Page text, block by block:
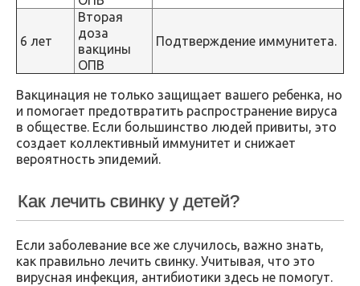
6 лет
Вторая
доза
вакцины
ОПВ
Подтверждение иммунитета.
Вакцинация не только защищает вашего ребенка, но
и помогает предотвратить распространение вируса
в обществе. Если большинство людей привиты, это
создает коллективный иммунитет и снижает
вероятность эпидемий.
Как лечить свинку у детей?
Если заболевание все же случилось, важно знать,
как правильно лечить свинку. Учитывая, что это
вирусная инфекция, антибиотики здесь не помогут.